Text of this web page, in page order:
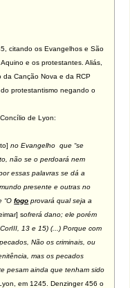
citando os Evangelhos e São
e os protestantes. Aliás,
da Canção Nova e da RCP
protestantismo negando o
de Lyon:
no Evangelho que “se
não se o perdoará nem
essas palavras se dá a
presente e outras no
“Ofogo provará qual seja a
sofrerá dano; ele porém
13 e 15) (...) Porque com
Não os criminais, ou
mas os pecados
pesam ainda que tenham sido
em 1245. Denzinger 456 o